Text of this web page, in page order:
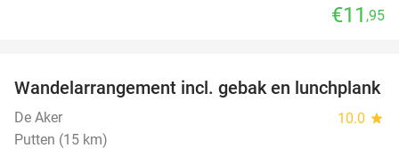
€11 ,95
33%
Wandelarrangement incl. gebak en lunchplank
De Aker 10.0 star
Putten (15 km)